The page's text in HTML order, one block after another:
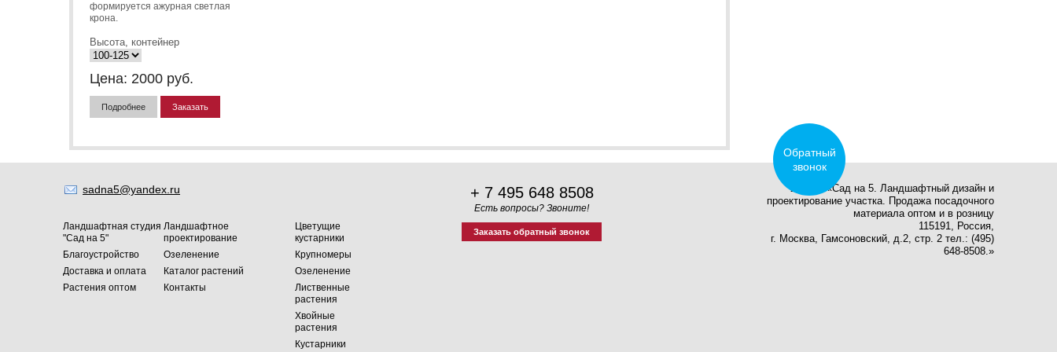
формируется ажурная светлая
крона.
Высота, контейнер
Цена: 2000 руб.
Подробнее Заказать
sadna5@yandex.ru
Ландшафтная студия
"Сад на 5"
Ландшафтное
проектирование
Благоустройство
Озеленение
Доставка и оплата
Каталог растений
Растения оптом
Контакты
Цветущие
кустарники
Крупномеры
Озеленение
Лиственные
растения
Хвойные
растения
Кустарники
2026 © «Сад на 5. Ландшафтный дизайн и
проектирование участка. Продажа посадочного
материала оптом и в розницу
115191, Россия,
г. Москва, Гамсоновский, д.2, стр. 2 тел.: (495)
648-8508.»
+ 7 495 648 8508
Есть вопросы? Звоните!
Заказать обратный звонок
Обратный
звонок